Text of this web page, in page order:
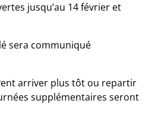
jusqu’au 14 février et
sera communiqué
arriver plus tôt ou repartir
supplémentaires seront